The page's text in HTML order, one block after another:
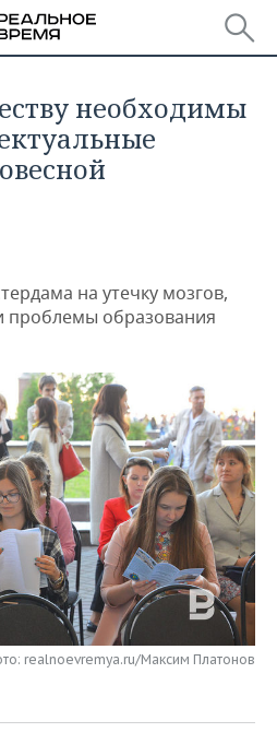
необходимы
на утечку мозгов,
проблемы образования
realnoevremya.ru/Максим Платонов